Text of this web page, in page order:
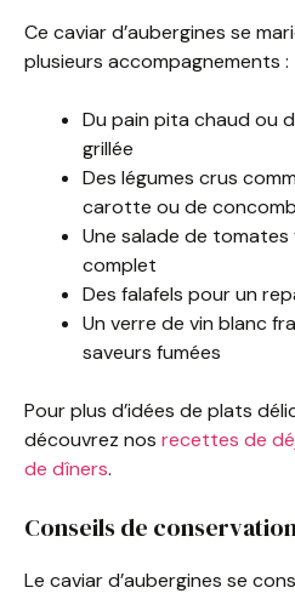
Ce caviar d’aubergines se
plusieurs accompagnements :
Du pain pita chaud ou
grillée
Des légumes crus
carotte ou de
Une salade de
complet
Des falafels pour un
Un verre de vin blanc
saveurs fumées
Pour plus d’idées de plats
découvrez nos recettes de
de dîners.
Conseils de
Le caviar d’aubergines se